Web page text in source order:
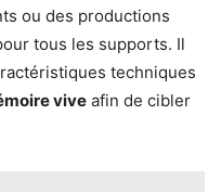
ou des productions
tous les supports. Il
techniques
vive afin de cibler